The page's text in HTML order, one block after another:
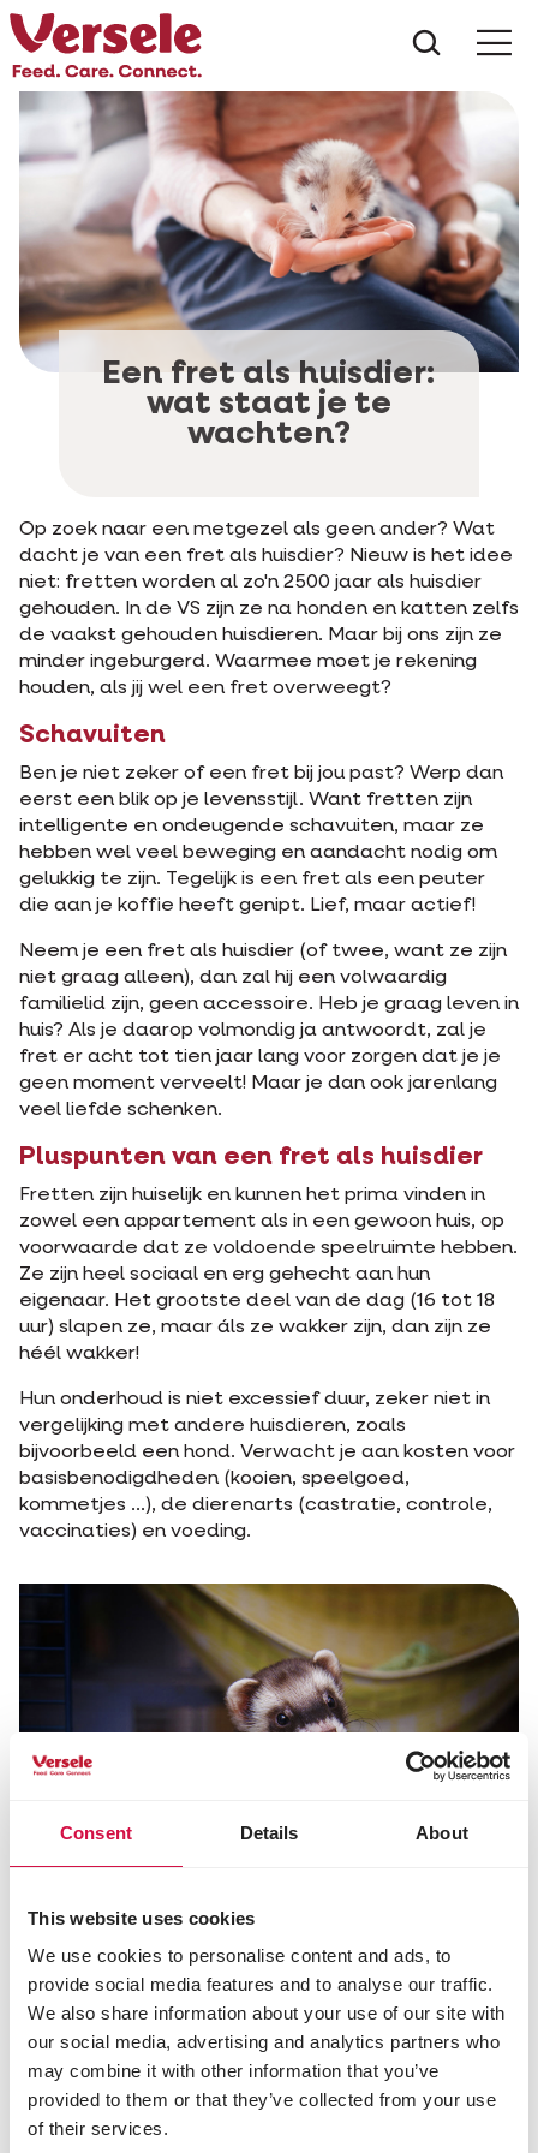
Consent Details About
This website uses cookies
We use cookies to personalise content and ads, to
provide social media features and to analyse our traffic.
We also share information about your use of our site with
our social media, advertising and analytics partners who
may combine it with other information that you’ve
provided to them or that they’ve collected from your use
of their services.
Een fret als huisdier:
wat staat je te
wachten?
Op zoek naar een metgezel als geen ander? Wat
dacht je van een fret als huisdier? Nieuw is het idee
niet: fretten worden al zo'n 2500 jaar als huisdier
gehouden. In de VS zijn ze na honden en katten zelfs
de vaakst gehouden huisdieren. Maar bij ons zijn ze
minder ingeburgerd. Waarmee moet je rekening
houden, als jij wel een fret overweegt?
Schavuiten
Ben je niet zeker of een fret bij jou past? Werp dan
eerst een blik op je levensstijl. Want fretten zijn
intelligente en ondeugende schavuiten, maar ze
hebben wel veel beweging en aandacht nodig om
gelukkig te zijn. Tegelijk is een fret als een peuter
die aan je koffie heeft genipt. Lief, maar actief!
Neem je een fret als huisdier (of twee, want ze zijn
niet graag alleen), dan zal hij een volwaardig
familielid zijn, geen accessoire. Heb je graag leven in
huis? Als je daarop volmondig ja antwoordt, zal je
fret er acht tot tien jaar lang voor zorgen dat je je
geen moment verveelt! Maar je dan ook jarenlang
veel liefde schenken.
Pluspunten van een fret als huisdier
Fretten zijn huiselijk en kunnen het prima vinden in
zowel een appartement als in een gewoon huis, op
voorwaarde dat ze voldoende speelruimte hebben.
Ze zijn heel sociaal en erg gehecht aan hun
eigenaar. Het grootste deel van de dag (16 tot 18
uur) slapen ze, maar áls ze wakker zijn, dan zijn ze
héél wakker!
Hun onderhoud is niet excessief duur, zeker niet in
vergelijking met andere huisdieren, zoals
bijvoorbeeld een hond. Verwacht je aan kosten voor
basisbenodigdheden (kooien, speelgoed,
kommetjes ...), de dierenarts (castratie, controle,
vaccinaties) en voeding.
Nadelen van fretten
Het woord 'fret' komt van het Latijnse furonem, wat
'dief' betekent. En dat is best toepasselijk. Heb je
een fret als huisdier, dan moet je je huis daaraan
aanpassen, want alles wat een fret kan stukmaken,
loopt gevaar. Ze neuzen overal in - ook (en vooral) in
plaatsen waar ze niet thuishoren. Want fretten zijn